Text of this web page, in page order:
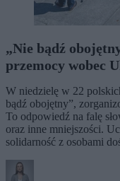
„Nie bądź
przemocy wobec
W niedzielę w 22
bądź obojętny”,
To odpowiedź na falę
oraz inne mniejszości.
solidarność z osobami